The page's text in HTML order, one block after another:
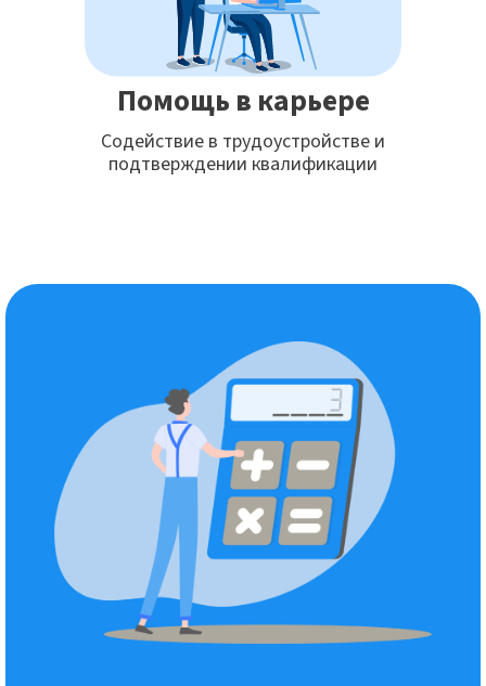
Помощь в карьере
Содействие в трудоустройстве и
подтверждении квалификации